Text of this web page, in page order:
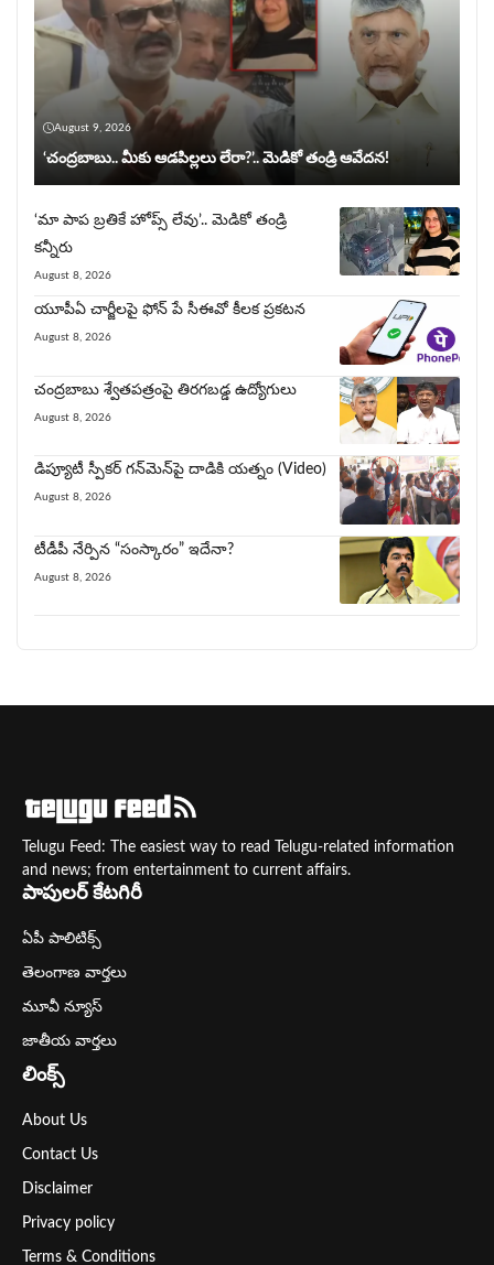
August 9, 2026
‘చంద్రబాబు.. మీకు ఆడపిల్లలు లేరా?’.. మెడికో తండ్రి ఆవేదన!
‘మా పాప బ్రతికే హోప్స్ లేవు’.. మెడికో తండ్రి
కన్నీరు
August 8, 2026
యూపీఏ చార్జీల‌పై ఫోన్ పే సీఈవో కీల‌క ప్ర‌క‌ట‌న‌
August 8, 2026
చంద్రబాబు శ్వేతపత్రంపై తిర‌గ‌బ‌డ్డ ఉద్యోగులు
August 8, 2026
డిప్యూటీ స్పీకర్ గన్‌మెన్‌పై దాడికి య‌త్నం (Video)
August 8, 2026
టీడీపీ నేర్పిన‌ “సంస్కారం” ఇదేనా?
August 8, 2026
Telugu Feed: The easiest way to read Telugu-related information
and news; from entertainment to current affairs.
పాపులర్ కేటగిరీ
ఏపీ పాలిటిక్స్
తెలంగాణ వార్తలు
మూవీ న్యూస్
జాతీయ వార్తలు
లింక్స్
About Us
Contact Us
Disclaimer
Privacy policy
Terms & Conditions